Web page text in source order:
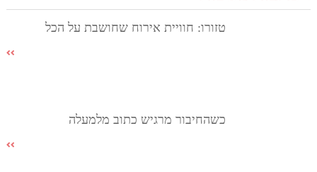
טזורו: חוויית אירוח שחושבת על הכל
כשהחיבור מרגיש כתוב מלמעלה